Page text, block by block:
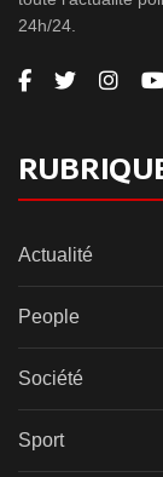
24h/24.
Actualité
People
Société
Sport